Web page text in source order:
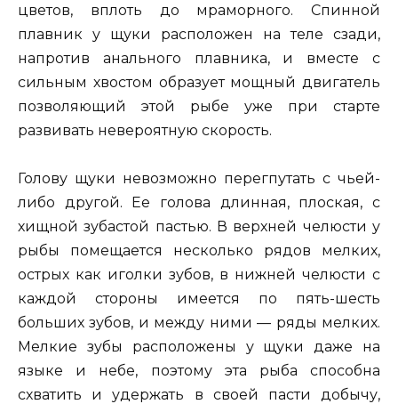
цветов, вплоть до мраморного. Спинной
плавник у щуки расположен на теле сзади,
напротив анального плавника, и вместе с
сильным хвостом образует мощный двигатель
позволяющий этой рыбе уже при старте
развивать невероятную скорость.
Голову щуки невозможно перегпутать с чьей-
либо другой. Ее голова длинная, плоская, с
хищной зубастой пастью. В верхней челюсти у
рыбы помещается несколько рядов мелких,
острых как иголки зубов, в нижней челюсти с
каждой стороны имеется по пять-шесть
больших зубов, и между ними — ряды мелких.
Мелкие зубы расположены у щуки даже на
языке и небе, поэтому эта рыба способна
схватить и удержать в своей пасти добычу,